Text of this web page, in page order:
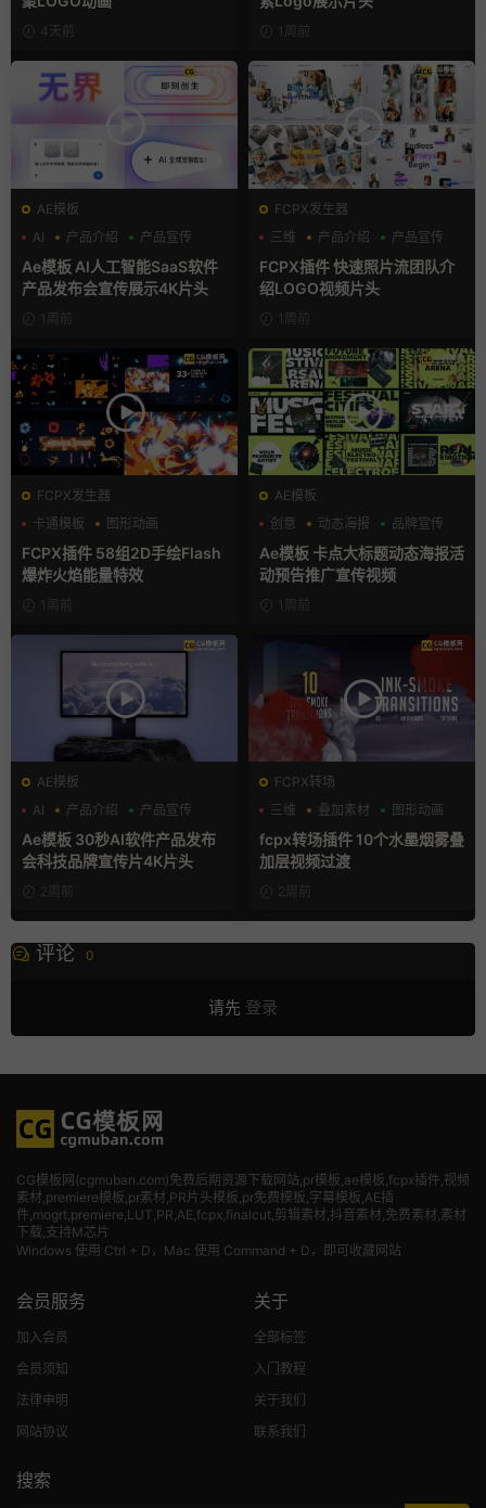
4天前 1周前
AE模板
AI
产品介绍 产品宣传
Ae模板 AI人工智能SaaS软件
产品发布会宣传展示4K片头
1周前
FCPX发生器
三维
产品介绍 产品宣传
FCPX插件 快速照片流团队介
绍LOGO视频片头
1周前
FCPX发生器
卡通模板
图形动画
手绘风
FCPX插件 58组2D手绘Flash
爆炸火焰能量特效
1周前
AE模板
创意
动态海报 品牌宣传
Ae模板 卡点大标题动态海报活
动预告推广宣传视频
1周前
AE模板
AI
产品介绍 产品宣传
Ae模板 30秒AI软件产品发布
会科技品牌宣传片4K片头
2周前
FCPX转场
三维
叠加素材 图形动画
fcpx转场插件 10个水墨烟雾叠
加层视频过渡
2周前
评论 0
请先 登录
CG模板网(cgmuban.com)免费后期资源下载网站,pr模板,ae模板,fcpx插件,视频
素材,premiere模板,pr素材,PR片头模板,pr免费模板,字幕模板,AE插
件,mogrt,premiere,LUT,PR,AE,fcpx,finalcut,剪辑素材,抖音素材,免费素材,素材
下载,支持M芯片
Windows 使用 Ctrl + D，Mac 使用 Command + D，即可收藏网站
会员服务
加入会员
会员须知
法律申明
网站协议
关于
全部标签
入门教程
关于我们
联系我们
搜索